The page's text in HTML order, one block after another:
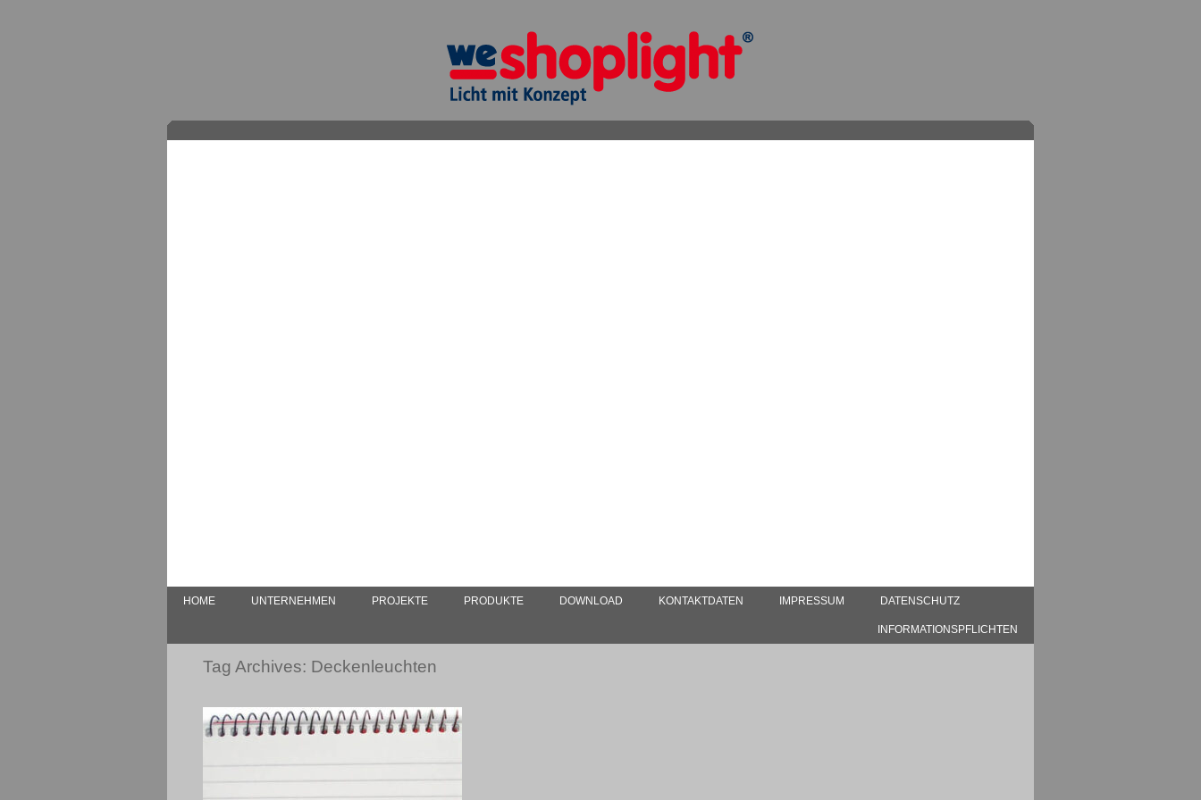
HOME UNTERNEHMEN PROJEKTE PRODUKTE DOWNLOAD KONTAKTDATEN IMPRESSUM DATENSCHUTZ
INFORMATIONSPFLICHTEN
Tag Archives: Deckenleuchten